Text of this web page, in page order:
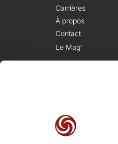
Carrières
À propos
Contact
Le Mag'